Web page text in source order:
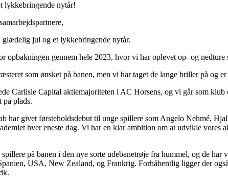
lykkebringende nytår!
jul og et lykkebringende nytår.
opbakningen gennem hele 2023, hvor vi har oplevet op- og nedture
som ønsket på banen, men vi har taget de lange briller på og
Carlisle Capital aktiemajoriteten i AC Horsens, og vi går som
plads.
har givet førsteholdsdebut til unge spillere som Angelo Nehmé,
hver eneste dag. Vi har en klar ambition om at udvikle
på banen i den nye sorte udebanetrøje fra hummel, og de
USA, New Zealand, og Frankrig. Forhåbentlig ligger der